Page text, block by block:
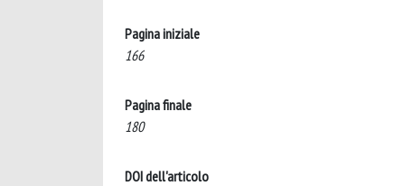
Pagina iniziale
166
Pagina finale
180
DOI dell'articolo